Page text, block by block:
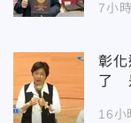
7小
彰化
了
16小